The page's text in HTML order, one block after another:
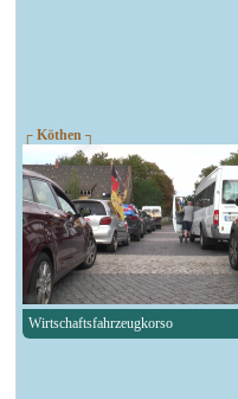
┌ Köthen ┐
Wirtschaftsfahrzeugkorso